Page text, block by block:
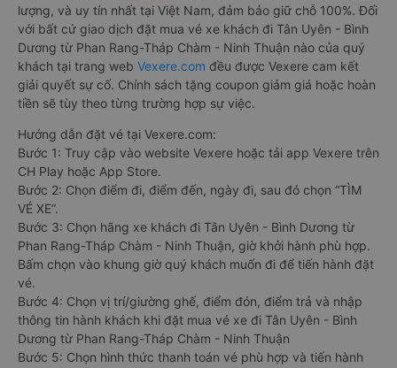
lượng, và uy tín nhất tại Việt Nam, đảm bảo giữ chỗ 100%. Đối
với bất cứ giao dịch đặt mua vé xe khách đi Tân Uyên - Bình
Dương từ Phan Rang-Tháp Chàm - Ninh Thuận nào của quý
khách tại trang web Vexere.com đều được Vexere cam kết
giải quyết sự cố. Chính sách tặng coupon giảm giá hoặc hoàn
tiền sẽ tùy theo từng trường hợp sự việc.
Hướng dẫn đặt vé tại Vexere.com:
Bước 1: Truy cập vào website Vexere hoặc tải app Vexere trên
CH Play hoặc App Store.
Bước 2: Chọn điểm đi, điểm đến, ngày đi, sau đó chọn “TÌM
VÉ XE”.
Bước 3: Chọn hãng xe khách đi Tân Uyên - Bình Dương từ
Phan Rang-Tháp Chàm - Ninh Thuận, giờ khởi hành phù hợp.
Bấm chọn vào khung giờ quý khách muốn đi để tiến hành đặt
vé.
Bước 4: Chọn vị trí/giường ghế, điểm đón, điểm trả và nhập
thông tin hành khách khi đặt mua vé xe đi Tân Uyên - Bình
Dương từ Phan Rang-Tháp Chàm - Ninh Thuận
Bước 5: Chọn hình thức thanh toán vé phù hợp và tiến hành